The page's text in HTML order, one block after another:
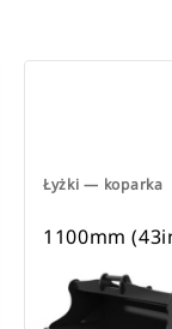
Łyżki — koparka
1100mm